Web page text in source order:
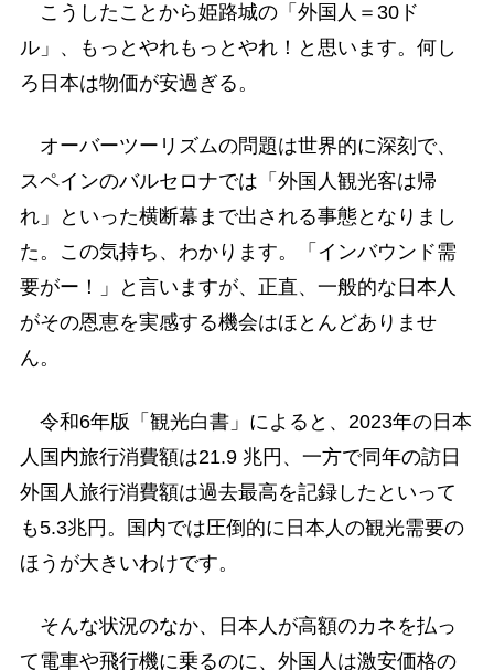
こうしたことから姫路城の「外国人＝30ド
ル」、もっとやれもっとやれ！と思います。何し
ろ日本は物価が安過ぎる。
オーバーツーリズムの問題は世界的に深刻で、
スペインのバルセロナでは「外国人観光客は帰
れ」といった横断幕まで出される事態となりまし
た。この気持ち、わかります。「インバウンド需
要がー！」と言いますが、正直、一般的な日本人
がその恩恵を実感する機会はほとんどありませ
ん。
令和6年版「観光白書」によると、2023年の日本
人国内旅行消費額は21.9 兆円、一方で同年の訪日
外国人旅行消費額は過去最高を記録したといって
も5.3兆円。国内では圧倒的に日本人の観光需要の
ほうが大きいわけです。
そんな状況のなか、日本人が高額のカネを払っ
て電車や飛行機に乗るのに、外国人は激安価格の